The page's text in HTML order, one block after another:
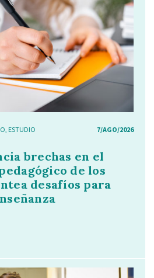
, ESTUDIO 7/AGO/2026
brechas en el
de los
desafíos para